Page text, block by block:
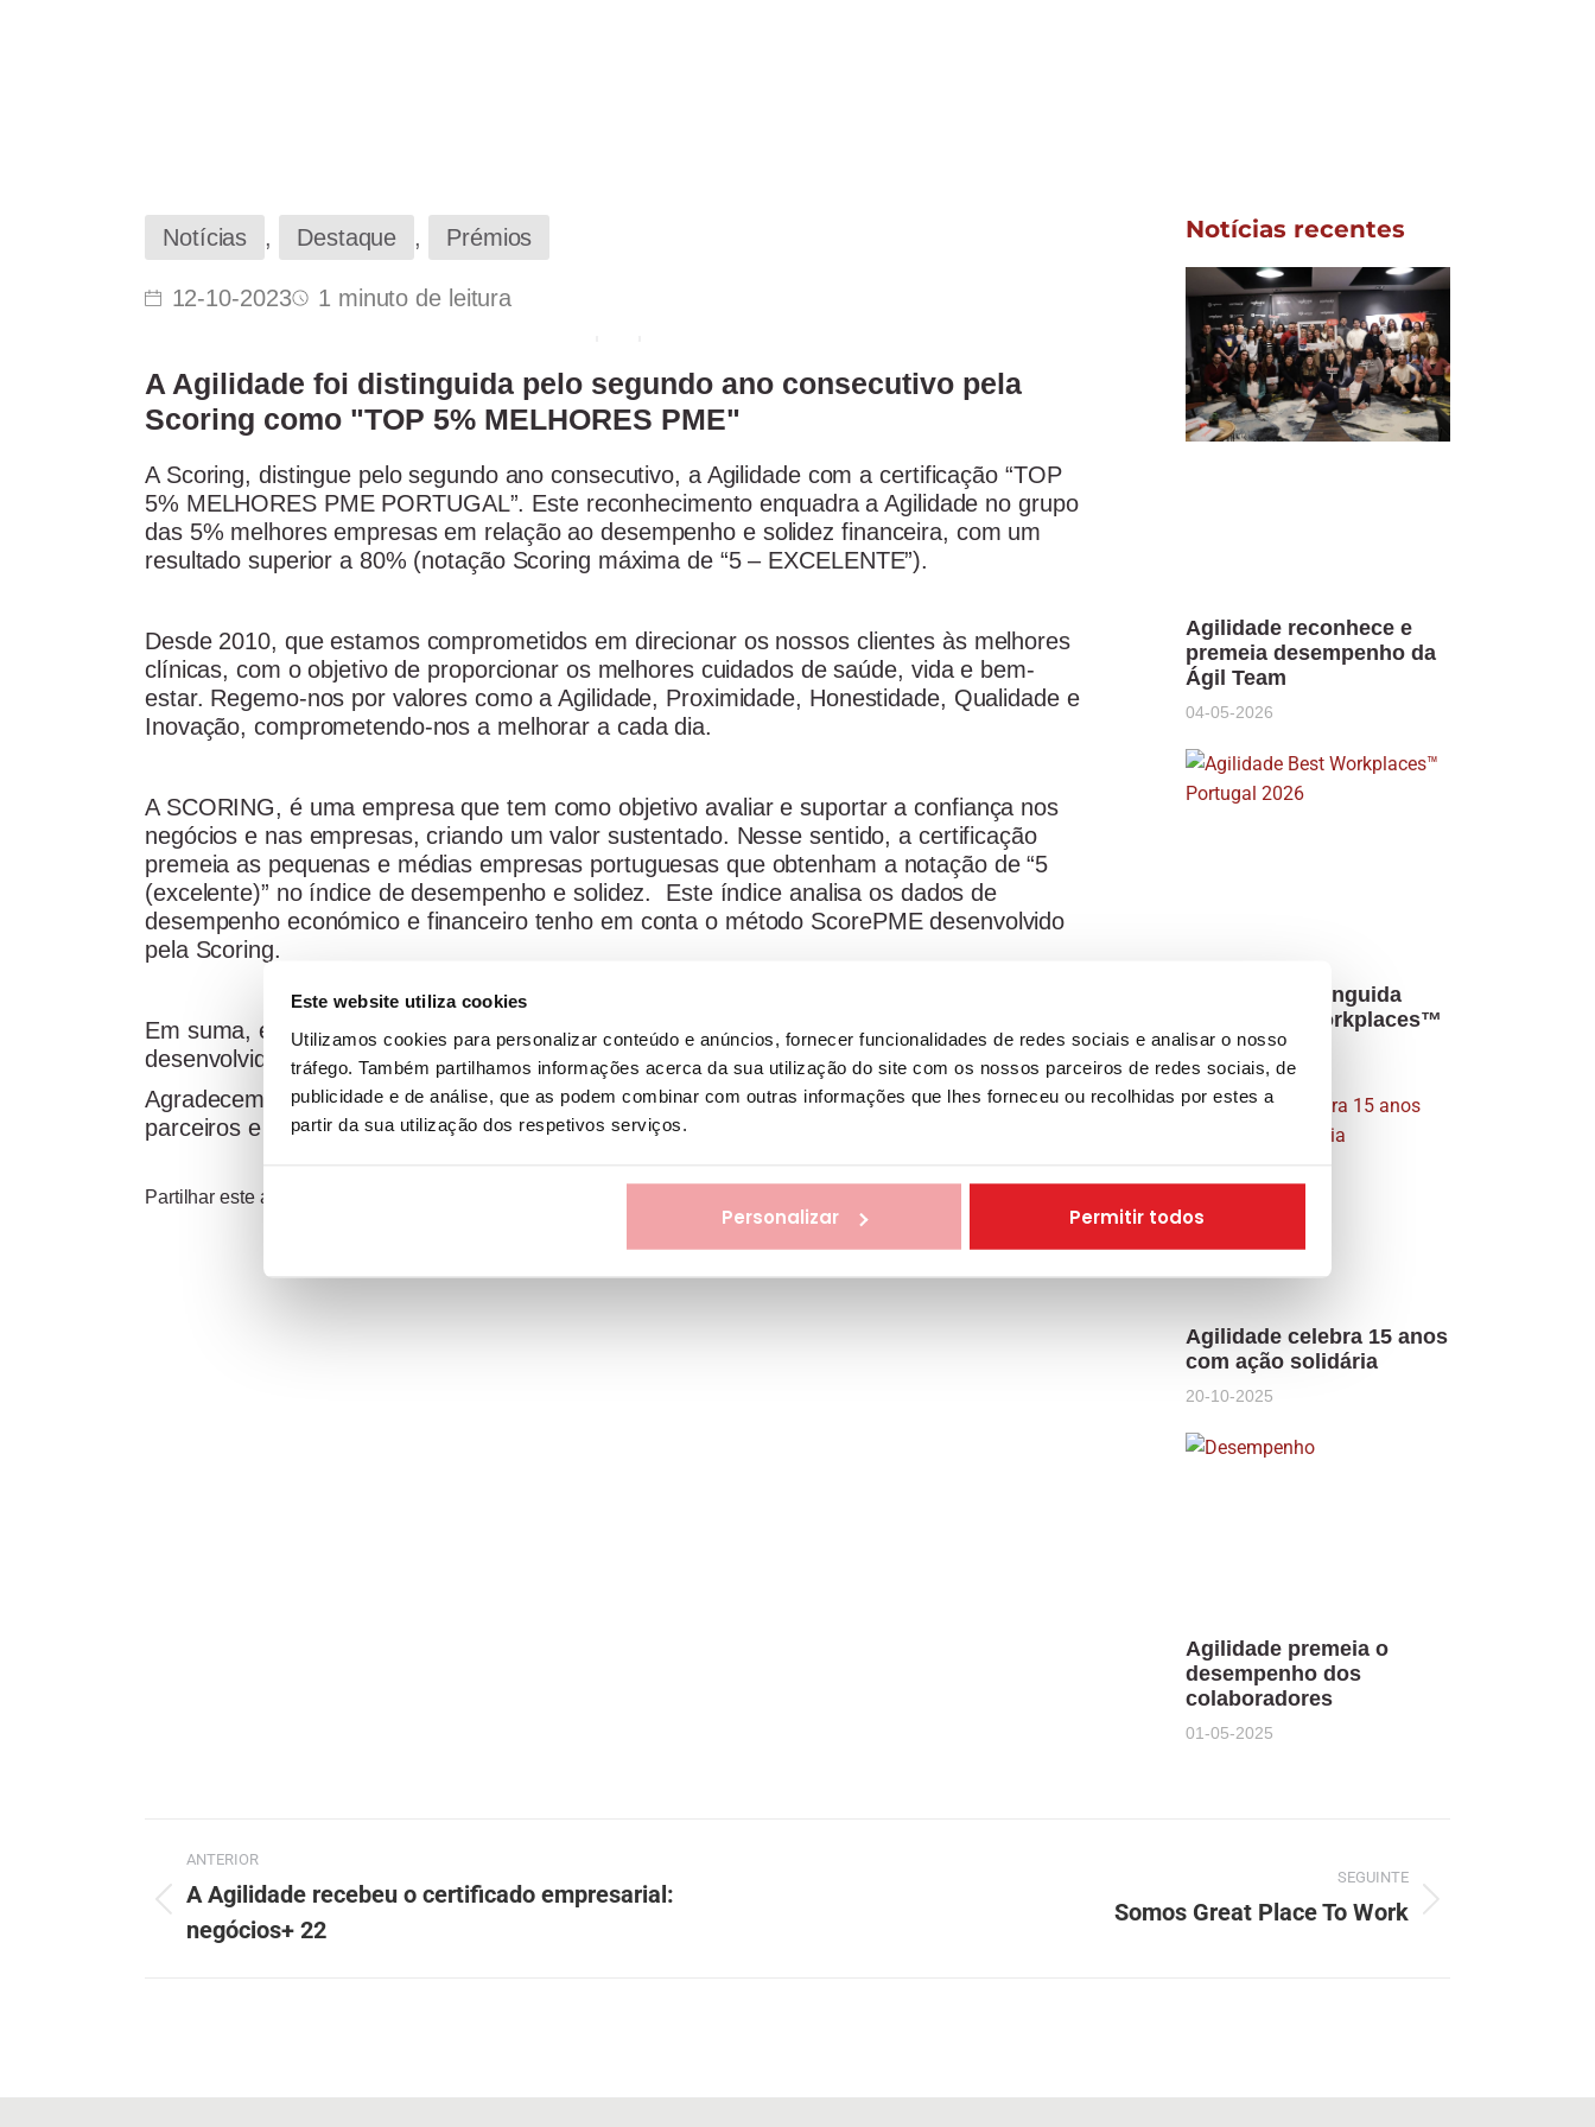
Este website utiliza cookies
Utilizamos cookies para personalizar conteúdo e anúncios, fornecer funcionalidades de redes sociais e analisar o nosso
tráfego. Também partilhamos informações acerca da sua utilização do site com os nossos parceiros de redes sociais, de
publicidade e de análise, que as podem combinar com outras informações que lhes forneceu ou recolhidas por estes a
partir da sua utilização dos respetivos serviços.
Personalizar Permitir todos
Notícias , Destaque , Prémios
12-10-2023 1 minuto de leitura
A Agilidade foi distinguida pelo segundo ano consecutivo pela
Scoring como "TOP 5% MELHORES PME"
A Scoring, distingue pelo segundo ano consecutivo, a Agilidade com a certificação “TOP
5% MELHORES PME PORTUGAL”. Este reconhecimento enquadra a Agilidade no grupo
das 5% melhores empresas em relação ao desempenho e solidez financeira, com um
resultado superior a 80% (notação Scoring máxima de “5 – EXCELENTE”).
Desde 2010, que estamos comprometidos em direcionar os nossos clientes às melhores
clínicas, com o objetivo de proporcionar os melhores cuidados de saúde, vida e bem-
estar. Regemo-nos por valores como a Agilidade, Proximidade, Honestidade, Qualidade e
Inovação, comprometendo-nos a melhorar a cada dia.
A SCORING, é uma empresa que tem como objetivo avaliar e suportar a confiança nos
negócios e nas empresas, criando um valor sustentado. Nesse sentido, a certificação
premeia as pequenas e médias empresas portuguesas que obtenham a notação de “5
(excelente)” no índice de desempenho e solidez. Este índice analisa os dados de
desempenho económico e financeiro tenho em conta o método ScorePME desenvolvido
pela Scoring.
Em suma, este certificado, demonstra pelo segundo ano consecutivo o mérito no trabalho
desenvolvido pela Agilidade e o seu valor para o mercado.
Agradecemos a todos os que contribuem para o sucesso da Agilidade – colaboradores,
parceiros e clientes.
Partilhar este artigo:
Notícias recentes
Agilidade reconhece e
premeia desempenho da
Ágil Team
04-05-2026
Agilidade distinguida
como Best Workplaces™
Agilidade celebra 15 anos
com ação solidária
20-10-2025
Agilidade premeia o
desempenho dos
colaboradores
01-05-2025
ANTERIOR
A Agilidade recebeu o certificado empresarial:
negócios+ 22
SEGUINTE
Somos Great Place To Work